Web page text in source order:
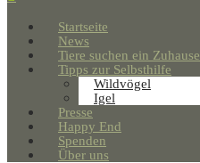
Startseite
News
Tiere suchen ein Zuhause
Tipps zur Selbsthilfe
Wildvögel
Igel
Presse
Happy End
Spenden
Über uns